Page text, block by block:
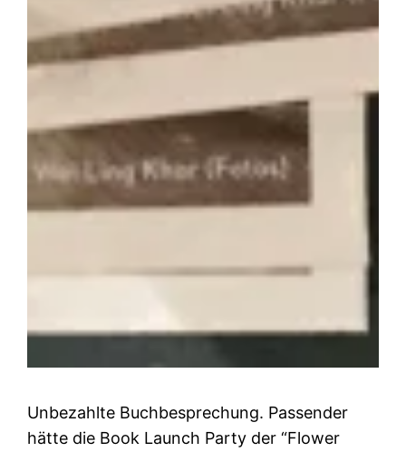
Unbezahlte Buchbesprechung. Passender
hätte die Book Launch Party der “Flower